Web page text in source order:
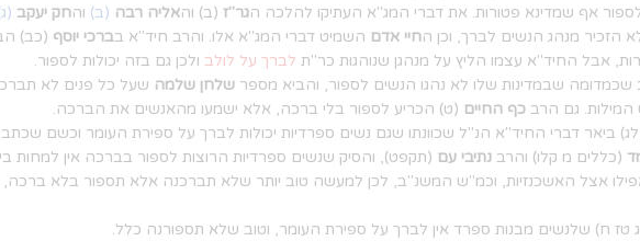
אף שמדינא פטורות. את דברי המג"א העתיקו להלכה הגר"ז (ב) והאליה רבה (ב) והחק יעקב
הזכיר מנהג הנשים לברך, וכן החיי אדם השמיט דברי המג"א אלו. והרב חיד"א בברכי יוסף (כב)
אבל החיד"א עצמו הליץ על מנהגן שנוהגות כר"ת לברך על לולב ולכן גם בזה יכולות לספור.
שכמדומה שבמדינות שלו לא נהגו הנשים לספור, והביא מספר שלחן שלמה שעל כל פנים לא
המילות. גם הרב כף החיים (ט) הכריע לספור בלי ברכה, אלא ישמעו מהאנשים את הברכה.
ביאר דברי החיד"א הנ"ל שכוונתו שגם נשים ספרדיות יכולות לברך על ספירת העומר וכשם שכתב
(כללים מ קלו) והרב נתיבי עם (תקפט), והסיק שנשים ספרדיות הרוצות לספור בברכה אין למחות
אצל האשכנזיות, וכמ"ש המשנ"ב, לכן למעשה טוב יותר שלא תברכנה אלא תספור בלא
טז ח) שלנשים מבנות ספרד אין לברך על ספירת העומר, וטוב שלא תספורנה כלל.